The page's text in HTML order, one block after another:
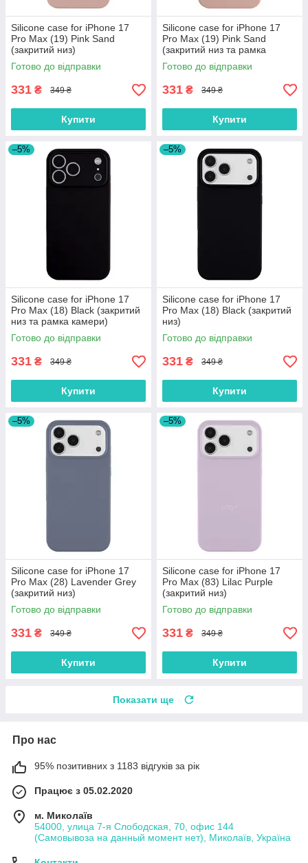
Silicone case for iPhone 17
Pro Max (19) Pink Sand
(закритий низ)
Готово до відправки
331 ₴ 349 ₴
Купити
Silicone case for iPhone 17
Pro Max (19) Pink Sand
(закритий низ та рамка
камери)
Готово до відправки
331 ₴ 349 ₴
Купити
–5%
Silicone case for iPhone 17
Pro Max (18) Black (закритий
низ та рамка камери)
Готово до відправки
331 ₴ 349 ₴
Купити
–5%
Silicone case for iPhone 17
Pro Max (18) Black (закритий
низ)
Готово до відправки
331 ₴ 349 ₴
Купити
–5%
Silicone case for iPhone 17
Pro Max (28) Lavender Grey
(закритий низ)
Готово до відправки
331 ₴ 349 ₴
Купити
–5%
Silicone case for iPhone 17
Pro Max (83) Lilac Purple
(закритий низ)
Готово до відправки
331 ₴ 349 ₴
Купити
Показати ще
Про нас
95% позитивних з 1183 відгуків за рік
Працює з 05.02.2020
м. Миколаїв
54000, улица 7-я Слободская, 70, офис 144
(Самовывоза на данный момент нет), Миколаїв, Україна